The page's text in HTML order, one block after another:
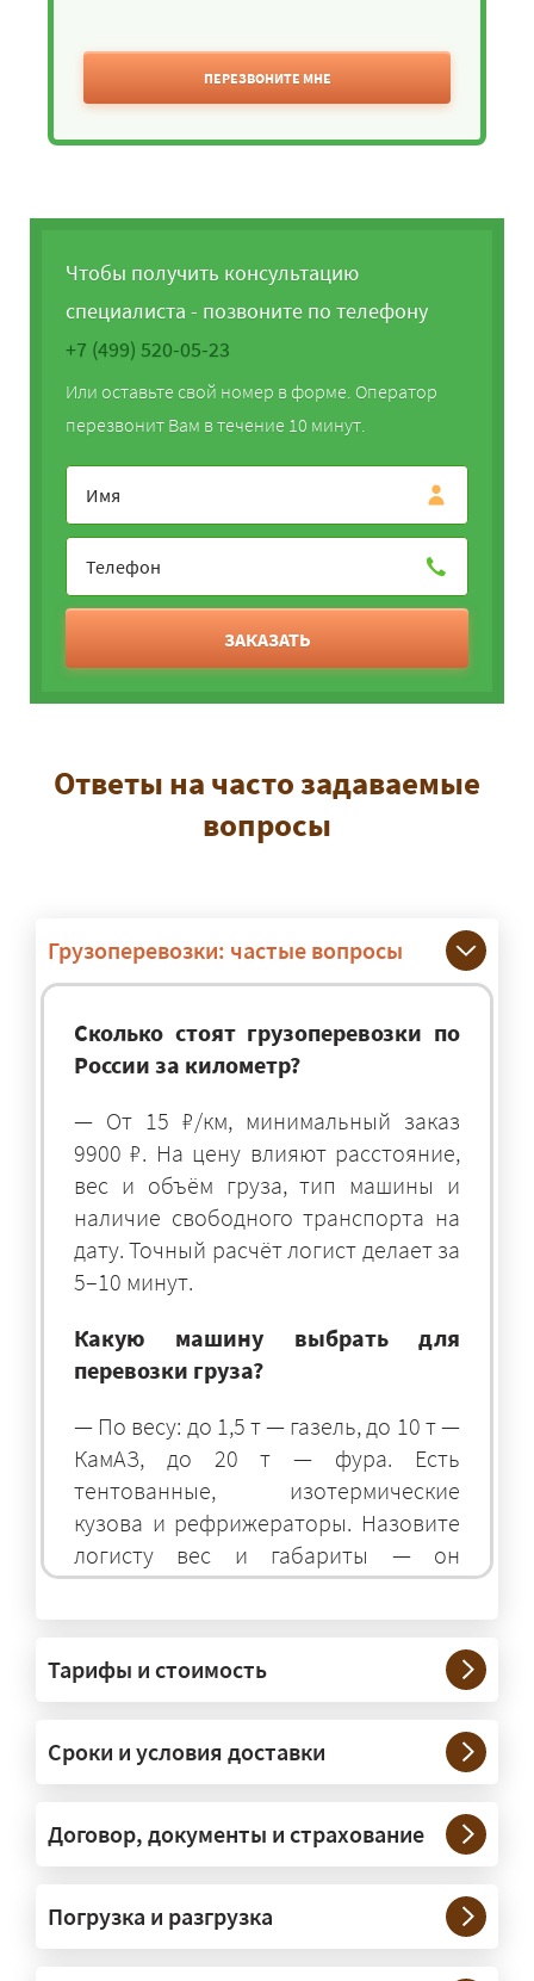
ПЕРЕЗВОНИТЕ МНЕ
Чтобы получить консультацию
специалиста - позвоните по телефону
+7 (499) 520-05-23
Или оставьте свой номер в форме. Оператор
перезвонит Вам в течение 10 минут.
ЗАКАЗАТЬ
Ответы на часто задаваемые
вопросы
Грузоперевозки: частые вопросы
Сколько стоят грузоперевозки по
России за километр?
— От 15 ₽/км, минимальный заказ
9900 ₽. На цену влияют расстояние,
вес и объём груза, тип машины и
наличие свободного транспорта на
дату. Точный расчёт логист делает за
5–10 минут.
Какую машину выбрать для
перевозки груза?
— По весу: до 1,5 т — газель, до 10 т —
КамАЗ, до 20 т — фура. Есть
тентованные, изотермические
кузова и рефрижераторы. Назовите
логисту вес и габариты — он
подберёт оптимальный транспорт.
— Штатно — от 100 кг до 20 тонн.
Мелкие партии едут догрузом,
крупные — отдельной машиной.
Тяжеловесы 30–90 т организуем
через проверенных партнёров.
России?
Тарифы и стоимость
Сроки и условия доставки
Договор, документы и страхование
Погрузка и разгрузка